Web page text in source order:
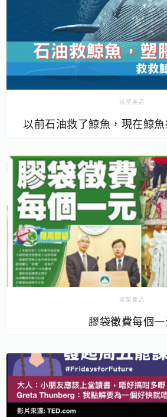
減塑產品
以前石油救了鯨魚，現在鯨
減塑產品
膠袋徵費每個